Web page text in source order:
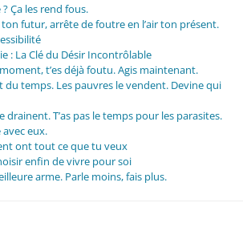
Ça les rend fous.
futur, arrête de foutre en l’air ton présent.
: La Clé du Désir Incontrôlable
t’es déjà foutu. Agis maintenant.
du temps. Les pauvres le vendent. Devine qui
drainent. T’as pas le temps pour les parasites.
avec eux.
ont tout ce que tu veux
enfin de vivre pour soi
arme. Parle moins, fais plus.